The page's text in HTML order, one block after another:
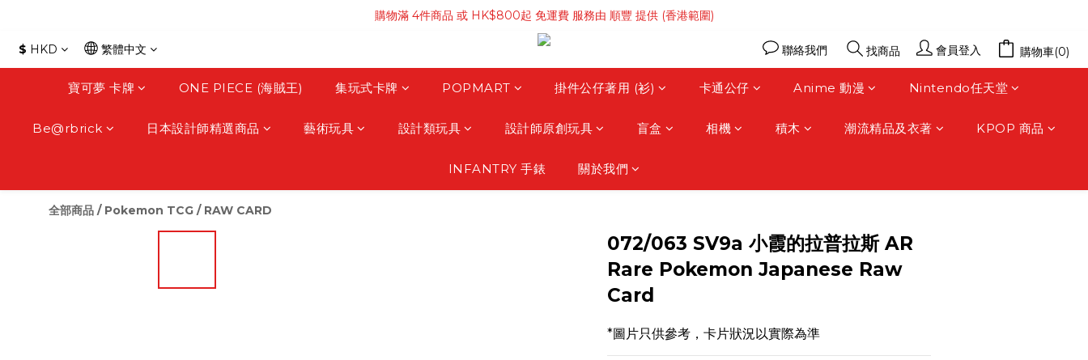
購物滿 4件商品 或 HK$800起 免運費 服務由 順豐 提供 (香港範圍)
購物滿 4件商品 或 HK$800起 免運費 服務由 順豐 提供 (香港範圍)
購物滿HK$3500 免運費 服務由 順豐 提供 (澳門範圍)
$ HKD 繁體中文 聯絡我們 找商品 會員登入 購物車(0)
寶可夢 卡牌 ONE PIECE (海賊王) 集玩式卡牌 POPMART 掛件公仔著用 (衫) 卡通公仔 Anime 動漫 Nintendo任天堂
Be@rbrick 日本設計師精選商品 藝術玩具 設計類玩具 設計師原創玩具 盲盒 相機 積木 潮流精品及衣著 KPOP 商品
INFANTRY 手錶 關於我們
全部商品 / Pokemon TCG / RAW CARD
072/063 SV9a 小霞的拉普拉斯 AR
Rare Pokemon Japanese Raw
Card
*圖片只供參考，卡片狀況以實際為準